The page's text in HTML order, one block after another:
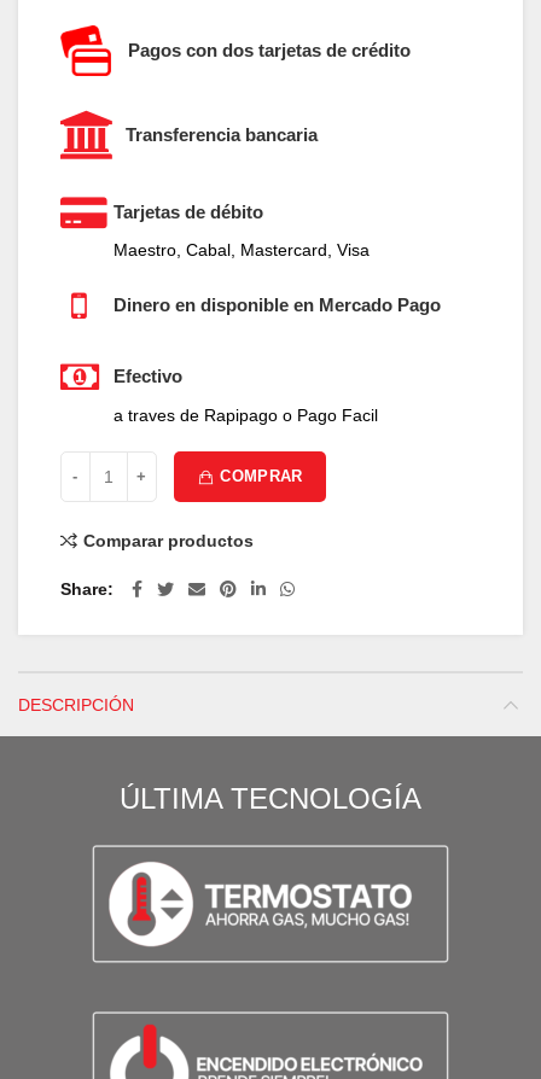
Pagos con dos tarjetas de crédito
Transferencia bancaria
Tarjetas de débito
Maestro, Cabal, Mastercard, Visa
Dinero en disponible en Mercado Pago
Efectivo
a traves de Rapipago o Pago Facil
COMPRAR
Comparar productos
Share
DESCRIPCIÓN
ÚLTIMA TECNOLOGÍA